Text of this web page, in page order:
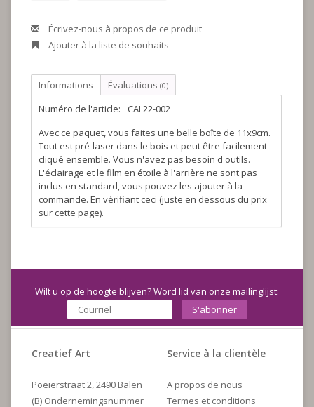
Écrivez-nous à propos de ce produit
Ajouter à la liste de souhaits
Informations Évaluations (0)
Numéro de l'article:
CAL22-002
Avec ce paquet, vous faites une belle boîte de 11x9cm.
Tout est pré-laser dans le bois et peut être facilement
cliqué ensemble. Vous n'avez pas besoin d'outils.
L'éclairage et le film en étoile à l'arrière ne sont pas
inclus en standard, vous pouvez les ajouter à la
commande. En vérifiant ceci (juste en dessous du prix
sur cette page).
Wilt u op de hoogte blijven? Word lid van onze mailinglijst:
S'abonner
Creatief Art
Poeierstraat 2, 2490 Balen
(B) Ondernemingsnummer
Service à la clientèle
A propos de nous
Termes et conditions